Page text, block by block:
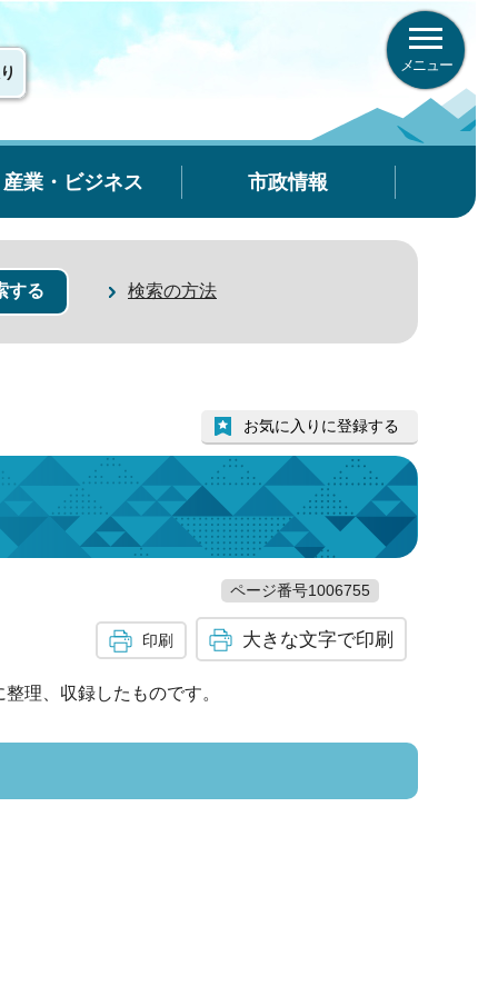
メニュー
産業・ビジネス 市政情報
検索の方法
お気に入りに登録する
ページ番号1006755
印刷 大きな文字で印刷
理、収録したものです。